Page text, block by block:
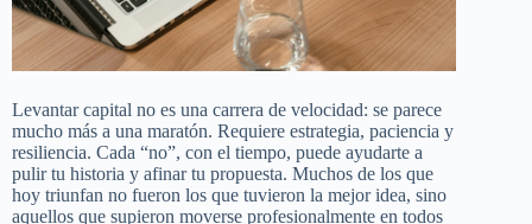
Levantar capital no es una carrera de velocidad: se parece
mucho más a una maratón. Requiere estrategia, paciencia y
resiliencia. Cada “no”, con el tiempo, puede ayudarte a
pulir tu historia y afinar tu propuesta. Muchos de los que
hoy triunfan no fueron los que tuvieron la mejor idea, sino
aquellos que supieron moverse profesionalmente en todos